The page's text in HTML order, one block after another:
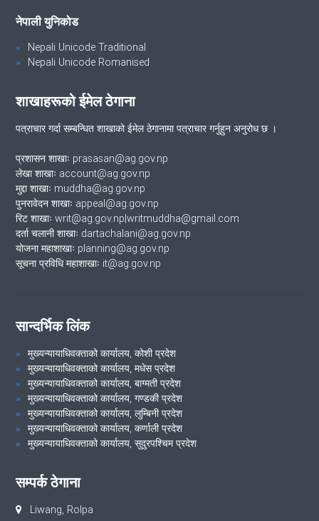
नेपाली युनिकोड
Nepali Unicode Traditional
Nepali Unicode Romanised
शाखाहरूको ईमेल ठेगाना
पत्राचार गर्दा सम्बन्धित शाखाको ईमेल ठेगानामा पत्राचार गर्नुहुन अनुरोध छ ।
प्रशासन शाखाः prasasan@ag.gov.np
लेखा शाखाः account@ag.gov.np
मुद्दा शाखाः muddha@ag.gov.np
पुनरावेदन शाखाः appeal@ag.gov.np
रिट शाखाः writ@ag.gov.np|writmuddha@gmail.com
दर्ता चलानी शाखाः dartachalani@ag.gov.np
योजना महाशाखाः planning@ag.gov.np
सूचना प्रविधि महाशाखाः it@ag.gov.np
सान्दर्भिक लिंक
मुख्यन्यायाधिवक्ताको कार्यालय, कोशी प्रदेश
मुख्यन्यायाधिवक्ताको कार्यालय, मधेस प्रदेश
मुख्यन्यायाधिवक्ताको कार्यालय, बाग्मती प्रदेश
मुख्यन्यायाधिवक्ताको कार्यालय, गण्डकी प्रदेश
मुख्यन्यायाधिवक्ताको कार्यालय, लुम्बिनी प्रदेश
मुख्यन्यायाधिवक्ताको कार्यालय, कर्णाली प्रदेश
मुख्यन्यायाधिवक्ताको कार्यालय, सुदुरपश्चिम प्रदेश
सम्पर्क ठेगाना
Liwang, Rolpa